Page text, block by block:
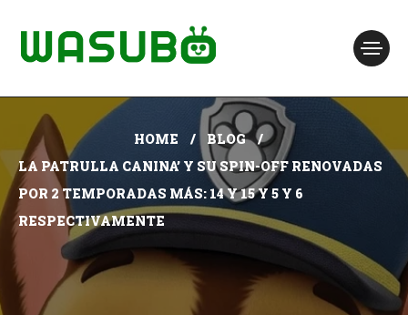
HOME
BLOG
LA PATRULLA CANINA’ Y SU SPIN-OFF RENOVADAS
POR 2 TEMPORADAS MÁS: 14 Y 15 Y 5 Y 6
RESPECTIVAMENTE